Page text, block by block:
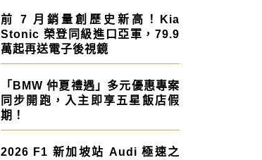
前 7 月銷量創歷史新高！Kia
Stonic 榮登同級進口亞軍，79.9
萬起再送電子後視鏡
「BMW 仲夏禮遇」多元優惠專案
同步開跑，入主即享五星飯店假
期！
2026 F1 新加坡站 Audi 極速之